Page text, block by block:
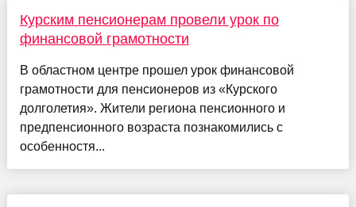
Курским пенсионерам провели урок по
финансовой грамотности
В областном центре прошел урок финансовой
грамотности для пенсионеров из «Курского
долголетия». Жители региона пенсионного и
предпенсионного возраста познакомились с
особенностя...